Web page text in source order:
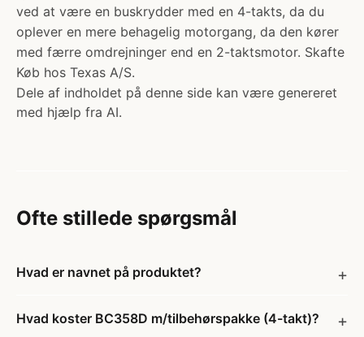
ved at være en buskrydder med en 4-takts, da du
oplever en mere behagelig motorgang, da den kører
med færre omdrejninger end en 2-taktsmotor. Skafte
Køb hos Texas A/S.
Dele af indholdet på denne side kan være genereret
med hjælp fra AI.
Ofte stillede spørgsmål
Hvad er navnet på produktet?
Hvad koster BC358D m/tilbehørspakke (4-takt)?